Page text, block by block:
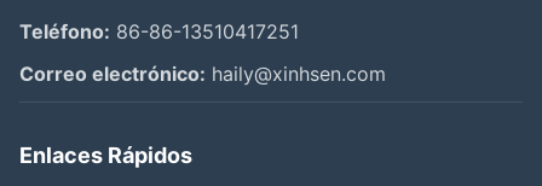
Teléfono: 86-86-13510417251
Correo electrónico: haily@xinhsen.com
Enlaces Rápidos